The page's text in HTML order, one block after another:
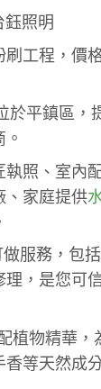
照明
工程，價
於平鎮區，
照、室內
、家庭提供
服務，包
理，是您可
植物精華
等天然成